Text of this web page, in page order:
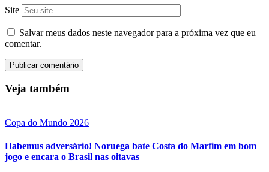
Site
Salvar meus dados neste navegador para a próxima vez que eu
comentar.
Veja também
Copa do Mundo 2026
Habemus adversário! Noruega bate Costa do Marfim em bom
jogo e encara o Brasil nas oitavas